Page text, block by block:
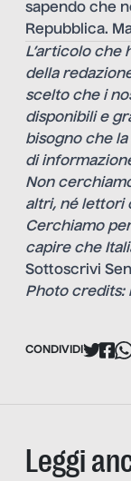
sapendo che
Repubblica.
L’articolo che
della
scelto che i
disponibili e
bisogno che
di
Non
altri, né lettori
Cerchiamo
capire che
Sottoscrivi
Photo credits:
CONDIVIDI
Leggi